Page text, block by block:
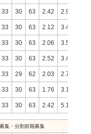
33 30 63 2.42 2.90
33 30 63 2.12 3.47
33 30 63 2.06 3.50
33 30 63 2.52 3.43
33 29 62 2.03 2.76
33 30 63 1.76 3.17
33 30 63 2.42 5.10
集・分割前期募集